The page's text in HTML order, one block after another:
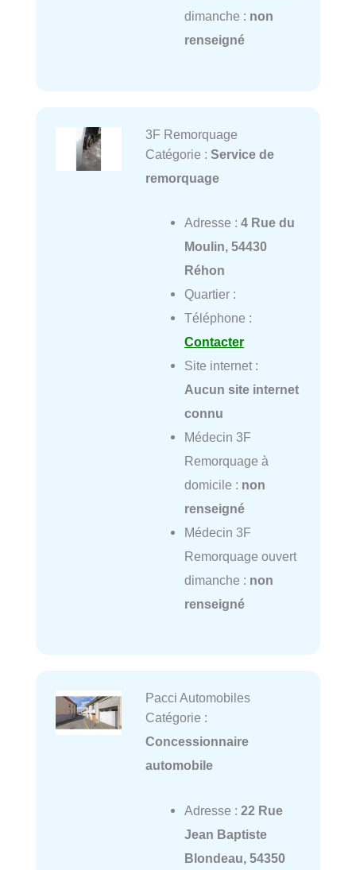
dimanche : non
renseigné
3F Remorquage
Catégorie : Service de
remorquage
Adresse : 4 Rue du
Moulin, 54430
Réhon
Quartier :
Téléphone :
Contacter
Site internet :
Aucun site internet
connu
Médecin 3F
Remorquage à
domicile : non
renseigné
Médecin 3F
Remorquage ouvert
dimanche : non
renseigné
Pacci Automobiles
Catégorie :
Concessionnaire
automobile
Adresse : 22 Rue
Jean Baptiste
Blondeau, 54350